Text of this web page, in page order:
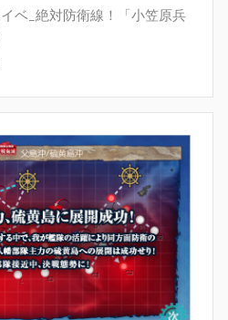
ベ_絶対防衛線！「小笠原兵